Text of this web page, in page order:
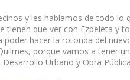
y les hablamos de todo lo
que ver con Ezpeleta y
hacer la rotonda del
porque vamos a tener
Urbano y Obra